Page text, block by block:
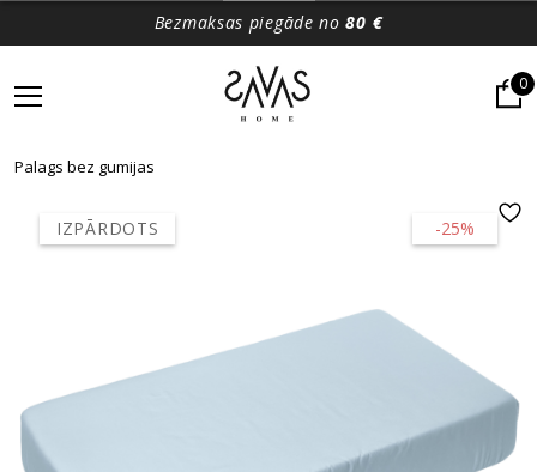
Bezmaksas piegāde no80 €
0
Palags bez gumijas
-25%
IZPĀRDOTS